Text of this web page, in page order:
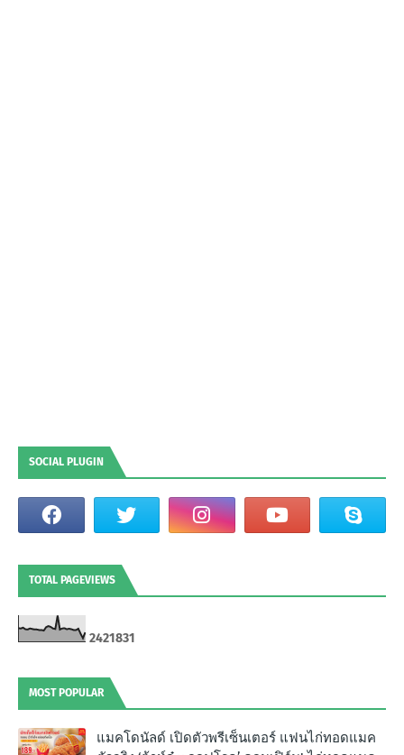
SOCIAL PLUGIN
TOTAL PAGEVIEWS
2421831
MOST POPULAR
แมคโดนัลด์ เปิดตัวพรีเซ็นเตอร์ แฟนไก่ทอดแมค